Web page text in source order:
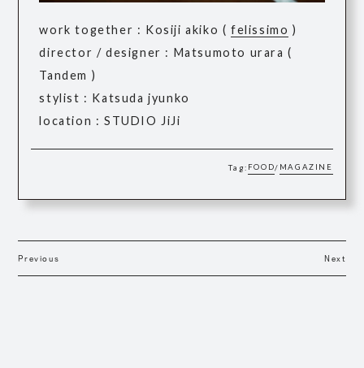
work together : Kosiji akiko (felissimo )
director / designer : Matsumoto urara (
Tandem )
stylist : Katsuda jyunko
location : STUDIO JiJi
Tag: FOOD/ MAGAZINE
Previous Next